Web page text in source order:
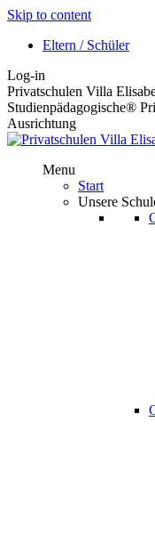
Skip to content
Eltern / Schüler
Log-in
Privatschulen Villa
Studienpädagogische®
Ausrichtung
Menu
Start
Unsere